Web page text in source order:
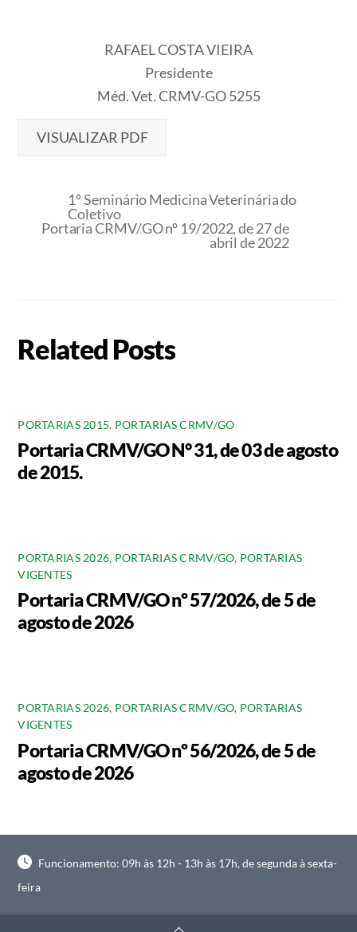
RAFAEL COSTA VIEIRA
Presidente
Méd. Vet. CRMV-GO 5255
VISUALIZAR PDF
1º Seminário Medicina Veterinária do
Coletivo
Portaria CRMV/GO nº 19/2022, de 27 de
abril de 2022
Related Posts
PORTARIAS 2015, PORTARIAS CRMV/GO
Portaria CRMV/GO N° 31, de 03 de agosto
de 2015.
PORTARIAS 2026, PORTARIAS CRMV/GO, PORTARIAS
VIGENTES
Portaria CRMV/GO nº 57/2026, de 5 de
agosto de 2026
PORTARIAS 2026, PORTARIAS CRMV/GO, PORTARIAS
VIGENTES
Portaria CRMV/GO nº 56/2026, de 5 de
agosto de 2026
Funcionamento: 09h às 12h - 13h às 17h, de segunda à sexta-
feira